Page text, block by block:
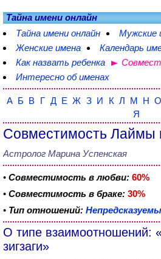
Тайна имени онлайн
Тайна имени онлайн
Мужские
Женские имена
Календарь
Как назвать ребенка
Интересно об именах
А Б В Г Д Е Ж З И К Л М Н О
Я
Совместимость Лаймы
Астролог Марина Успенская
• Совместимость в любви: 60%
• Совместимость в браке: 30%
• Тип отношений:
О типе взаимоотношений:
зигзаги»